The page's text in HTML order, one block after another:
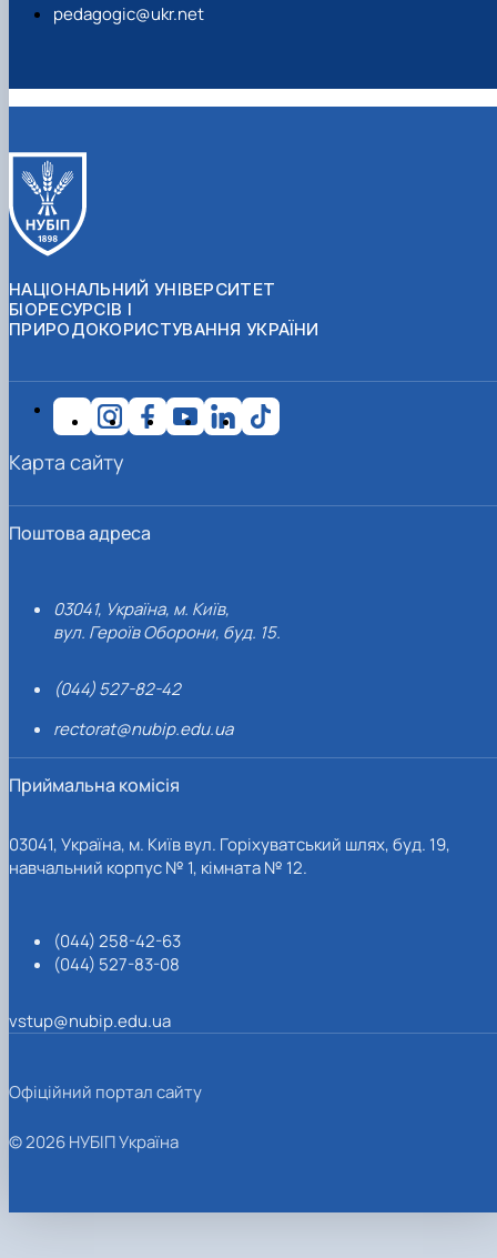
pedagogic@ukr.net
НАЦІОНАЛЬНИЙ УНІВЕРСИТЕТ
БІОРЕСУРСІВ І
ПРИРОДОКОРИСТУВАННЯ УКРАЇНИ
Поштова адреса
03041, Україна, м. Київ,
вул. Героїв Оборони, буд. 15.
(044) 527-82-42
rectorat@nubip.edu.ua
Приймальна комісія
03041, Україна, м. Київ вул. Горіхуватський шлях, буд. 19,
навчальний корпус № 1, кімната № 12.
(044) 258-42-63
(044) 527-83-08
vstup@nubip.edu.ua
Карта сайту
Офіційний портал сайту
© 2026 НУБІП Україна